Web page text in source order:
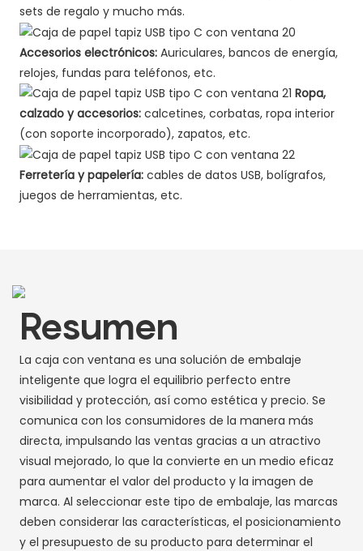
sets de regalo y mucho más.
Accesorios electrónicos:Auriculares, bancos de energía,
relojes, fundas para teléfonos, etc.
Ropa,
calzado y accesorios:calcetines, corbatas, ropa interior
(con soporte incorporado), zapatos, etc.
Ferretería y papelería:cables de datos USB, bolígrafos,
juegos de herramientas, etc.
Resumen
La caja con ventana es una solución de embalaje
inteligente que logra el equilibrio perfecto entre
visibilidad y protección, así como estética y precio. Se
comunica con los consumidores de la manera más
directa, impulsando las ventas gracias a un atractivo
visual mejorado, lo que la convierte en un medio eficaz
para aumentar el valor del producto y la imagen de
marca. Al seleccionar este tipo de embalaje, las marcas
deben considerar las características, el posicionamiento
y el presupuesto de su producto para determinar el